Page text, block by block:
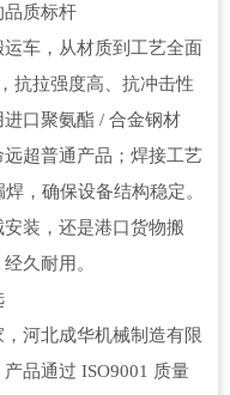
品质标杆
车，从材质到工艺全面
抗拉强度高、抗冲击性
口聚氨酯 / 合金钢材
超普通产品；焊接工艺
，确保设备结构稳定。
装，还是港口货物搬
久耐用。
河北成华机械制造有限
品通过 ISO9001 质量